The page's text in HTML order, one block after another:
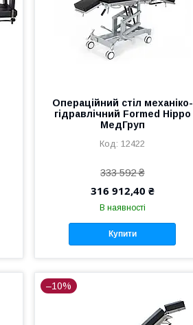
Операційний стіл механіко-
гідравлічний Formed Hippo
МедГруп
12422
333 592 ₴
316 912,40 ₴
В наявності
Купити
–10%